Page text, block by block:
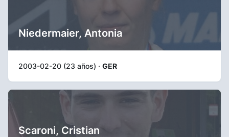
Niedermaier, Antonia
2003-02-20 (23 años) · GER
Scaroni, Cristian